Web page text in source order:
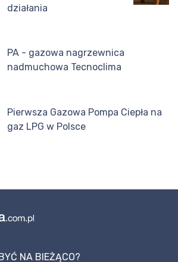
działania
PA - gazowa nagrzewnica
nadmuchowa Tecnoclima
Pierwsza Gazowa Pompa Ciepła na
gaz LPG w Polsce
NA BIEŻĄCO?